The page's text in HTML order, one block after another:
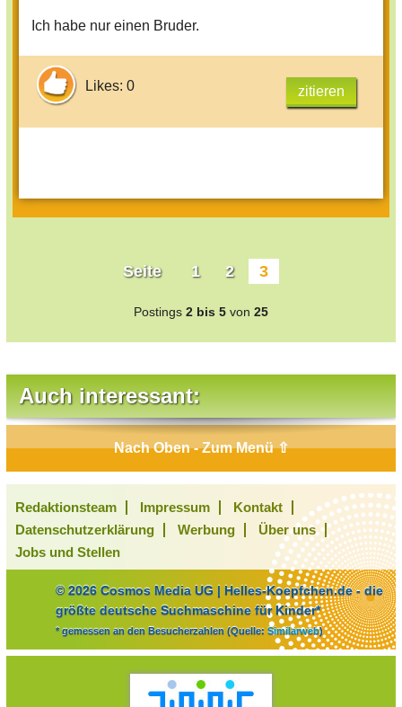
Ich habe nur einen Bruder.
Likes: 0 zitieren
Seite 1 2 3
Postings 2 bis 5 von 25
Auch interessant:
Nach Oben - Zum Menü ⇧
Redaktionsteam Impressum
Kontakt
Datenschutzerklärung
Werbung
Über uns
Jobs und Stellen
© 2026 Cosmos Media UG | Helles-Koepfchen.de - die
größte deutsche Suchmaschine für Kinder*
* gemessen an den Besucherzahlen (Quelle: Similarweb)